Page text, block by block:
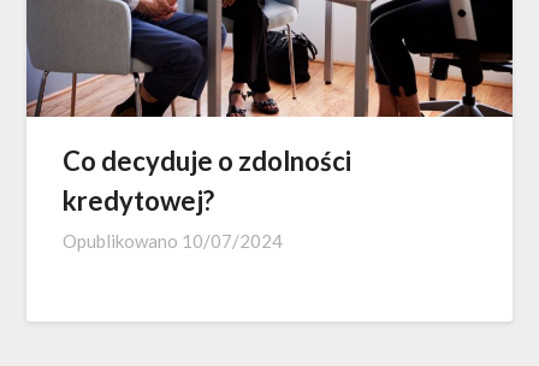
Co decyduje o zdolności
kredytowej?
Opublikowano 10/07/2024